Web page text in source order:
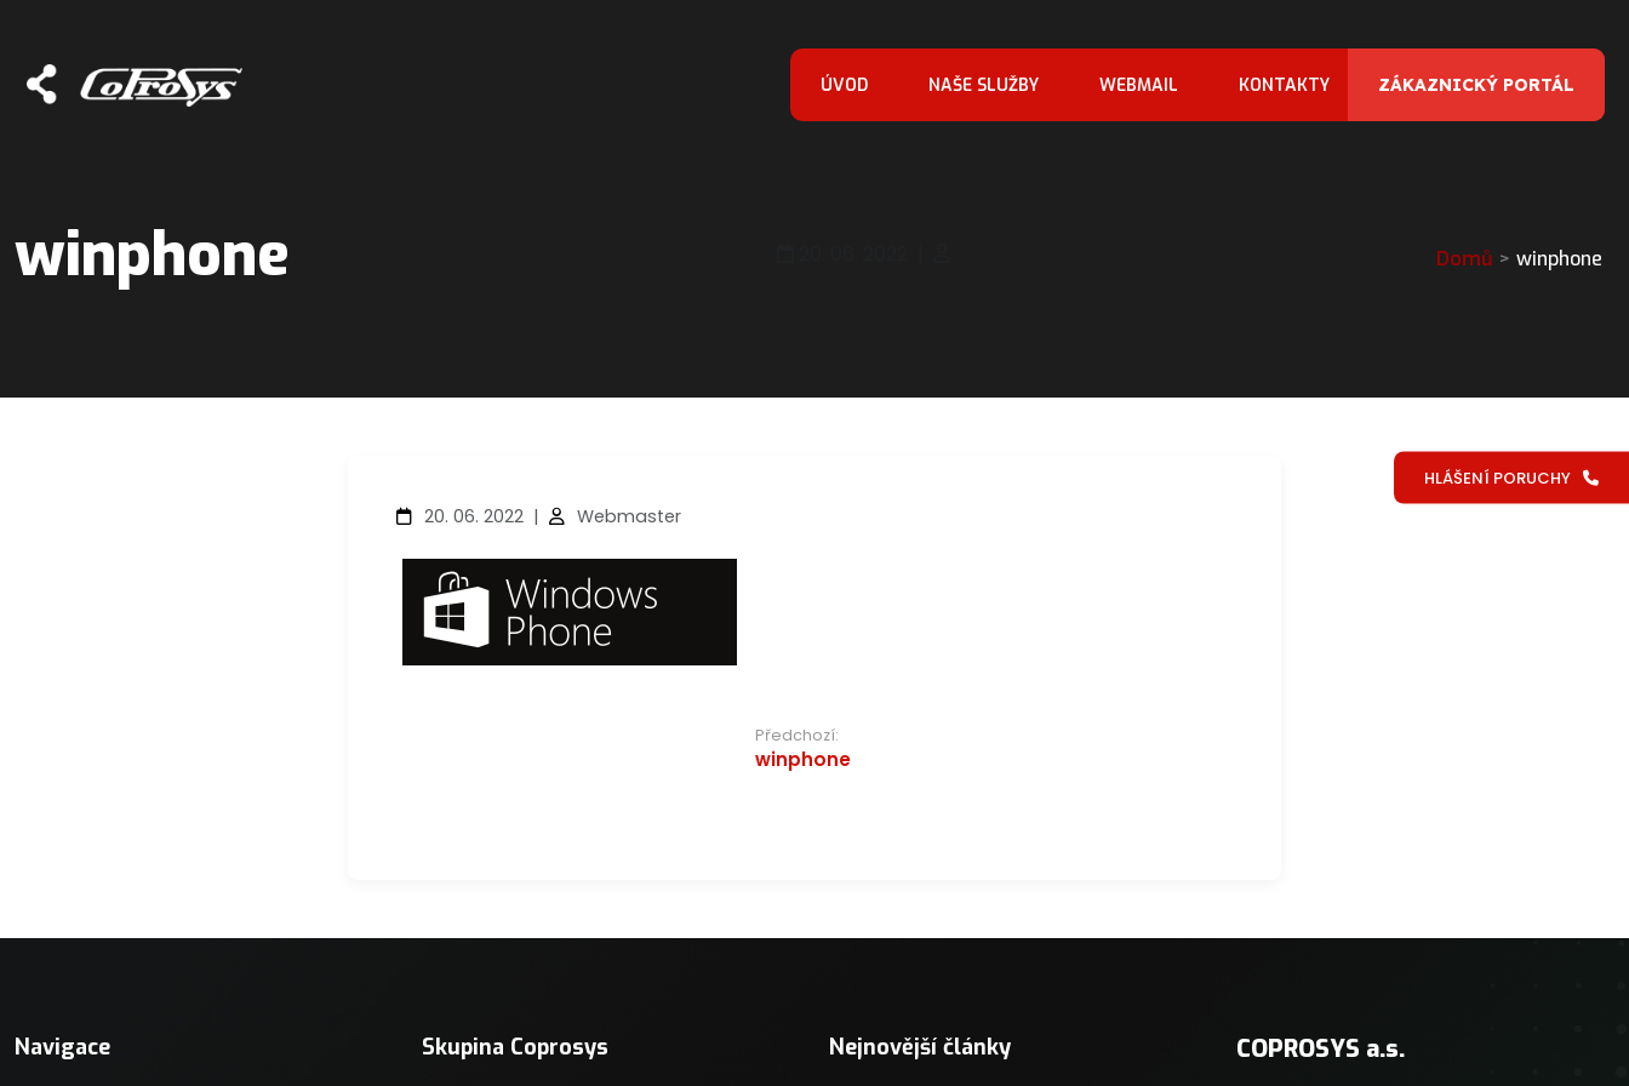
ÚVOD NAŠE SLUŽBY WEBMAIL KONTAKTY ZÁKAZNICKÝ PORTÁL
winphone Domů winphone
20. 06. 2022 | Webmaster
Předchozí:
winphone
Navigace Skupina Coprosys Nejnovější články COPROSYS a.s.
HLÁŠENÍ PORUCHY